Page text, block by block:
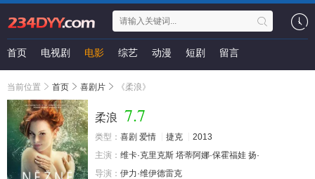
首页 电视剧 电影 综艺 动漫 短剧 留言
当前位置 首页 喜剧片 《柔浪》
柔浪 7.7
类型： 喜剧 爱情 捷克
2013
主演： 维卡·克里克斯 塔蒂阿娜·保霍福娃 扬·
导演： 伊力·维伊德雷克